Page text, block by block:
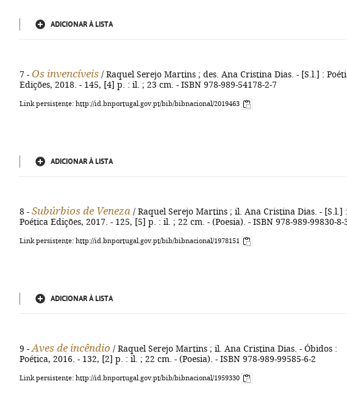
ADICIONAR À LISTA
7 - Os invencíveis / Raquel Serejo Martins ; des. Ana Cristina Dias. - [S.l.] :
Edições, 2018. - 145, [4] p. : il. ; 23 cm. - ISBN 978-989-54178-2-7
Link persistente: http://id.bnportugal.gov.pt/bib/bibnacional/2019463
ADICIONAR À LISTA
8 - Subúrbios de Veneza / Raquel Serejo Martins ; il. Ana Cristina Dias. - [S.l.] :
Poética Edições, 2017. - 125, [5] p. : il. ; 22 cm. - (Poesia). - ISBN 978-989-99830-8-
Link persistente: http://id.bnportugal.gov.pt/bib/bibnacional/1978151
ADICIONAR À LISTA
9 - Aves de incêndio / Raquel Serejo Martins ; il. Ana Cristina Dias. - Óbidos :
Poética, 2016. - 132, [2] p. : il. ; 22 cm. - (Poesia). - ISBN 978-989-99585-6-2
Link persistente: http://id.bnportugal.gov.pt/bib/bibnacional/1959330